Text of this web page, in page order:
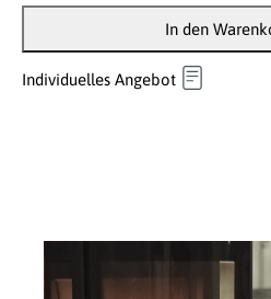
In den
Individuelles Angebot